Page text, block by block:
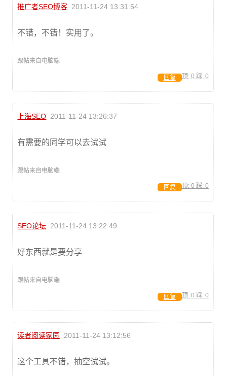
推广者SEO博客 2011-11-24 13:31:54
不错，不错！实用了。
跟帖来自电脑端
顶: 0 踩: 0
回复
上海SEO 2011-11-24 13:26:37
有需要的同学可以去试试
跟帖来自电脑端
顶: 0 踩: 0
回复
SEO论坛 2011-11-24 13:22:49
好东西就是要分享
跟帖来自电脑端
顶: 0 踩: 0
回复
读者阅读家园 2011-11-24 13:12:56
这个工具不错，抽空试试。